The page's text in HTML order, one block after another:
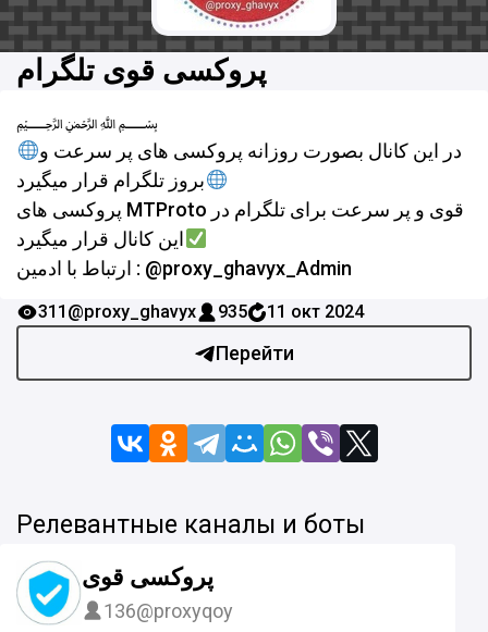
پروکسی قوی تلگرام
﷽
در این کانال بصورت روزانه پروکسی های پر سرعت و
بروز تلگرام قرار میگیرد
پروکسی های MTProto قوی و پر سرعت برای تلگرام در
این کانال قرار میگیرد
ارتباط با ادمین : @proxy_ghavyx_Admin
Перейти
311 @proxy_ghavyx 935 11 окт 2024
Релевантные каналы и боты
پروکسی قوی
136@proxyqoy